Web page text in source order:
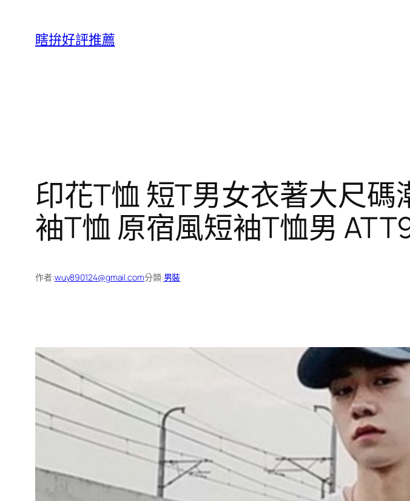
瞎拚好評推薦
印花T恤 短T男女衣著大尺
袖T恤 原宿風短袖T恤男
作者:wuy890124@gmail.com分類:男裝